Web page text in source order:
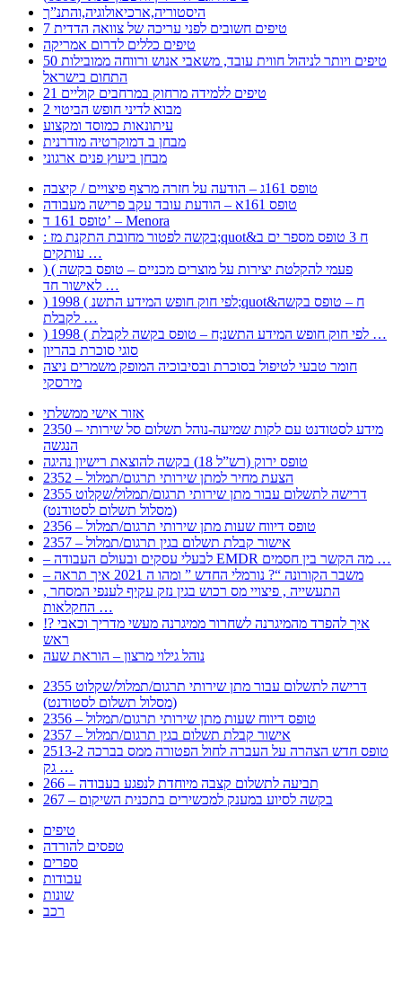
היסטוריה,ארכיאולוגיה,והתנ”ך
7 טיפים חשובים לפני עריכה של צוואה הדדית
טיפים כללים לדרום אמריקה
50 טיפים ויותר לניהול חווית עובד, משאבי אנוש ורווחה ממובילות
התחום בישראל
21 טיפים ללמידה מרחוק במרחבים קוליים
מבוא לדיני חופש הביטוי 2
עיתונאות כמוסד ומקצוע
מבחן ב דמוקרטיה מודרנית
מבחן ביעוץ פנים ארגוני
טופס 161ג – הודעה על חזרה מרצף פיצויים / קיצבה
טופס 161א – הודעת עובד עקב פרישה מעבודה
טופס 161 ד’ – Menora
: בקשה לפטור מחובת התקנת מז;quot&ח 3 טופס מספר ים ב
עותקים …
) ( פעמי להקלטת יצירות על מוצרים מכניים – טופס בקשה
לאישור חד …
) 1998 ( לפי חוק חופש המידע התשנ;quot&ח – טופס בקשה
לקבלת …
) 1998 ( לפי חוק חופש המידע התשנ;ח – טופס בקשה לקבלת …
סוגי סוכרת בהריון
חומר טבעי לטיפול בסוכרת ובסיבוכיה המופק משמרים ניצה
מירסקי
אזור אישי ממשלתי
2350 – מידע לסטודנט עם לקות שמיעה-נוהל תשלום סל שירותי
הנגשה
טופס ירוק (רש”ל 18) בקשה להוצאת רישיון נהיגה
2352 – הצעת מחיר למתן שירותי תרגום/תמלול
2355 דרישה לתשלום עבור מתן שירותי תרגום/תמלול/שקלוט
(מסלול תשלום לסטודנט)
2356 – טופס דיווח שעות מתן שירותי תרגום/תמלול
2357 – אישור קבלת תשלום בגין תרגום/תמלול
– לבעלי עסקים ובעולם העבודה EMDR מה הקשר בין חסמים …
– משבר הקורונה “? נורמלי החדש ” ומהו ה 2021 איך תראה
, התעשייה , פיצויי מס רכוש בגין נזק עקיף לענפי המסחר
החקלאות …
!? איך להפרד מהמיגרנה לשחרור ממיגרנה מעשי מדריך וכאבי
ראש
נוהל גילוי מרצון – הוראת שעה
2355 דרישה לתשלום עבור מתן שירותי תרגום/תמלול/שקלוט
(מסלול תשלום לסטודנט)
2356 – טופס דיווח שעות מתן שירותי תרגום/תמלול
2357 – אישור קבלת תשלום בגין תרגום/תמלול
2513-2 טופס חדש הצהרה על העברה לחול הפטורה ממס בברכה
גק …
266 – תביעה לתשלום קצבה מיוחדת לנפגע בעבודה
267 – בקשה לסיוע במענק למכשירים בתכנית השיקום
טיפים
טפסים להורדה
ספרים
עבודות
שונות
רכב